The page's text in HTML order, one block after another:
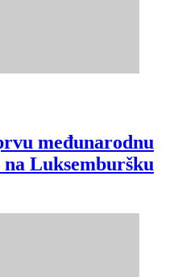
međunarodnu
Luksemburšku